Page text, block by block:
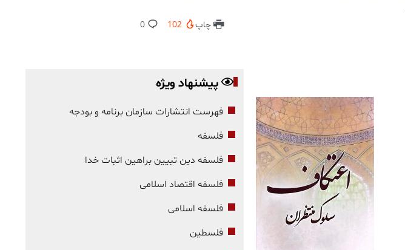
چاپ 102
0
پیشنهاد ویژه
فهرست انتشارات سازمان برنامه و بودجه
فلسفه
فلسفه دین تبیین براهین اثبات خدا
فلسفه اقتصاد اسلامی
فلسفه اسلامی
فلسطین